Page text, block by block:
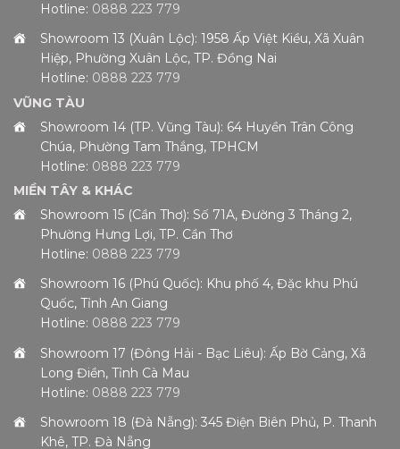
Hotline: 0888 223 779
Showroom 13 (Xuân Lộc): 1958 Ấp Việt Kiều, Xã Xuân
Hiệp, Phường Xuân Lộc, TP. Đồng Nai
Hotline: 0888 223 779
VŨNG TÀU
Showroom 14 (TP. Vũng Tàu): 64 Huyền Trân Công
Chúa, Phường Tam Thắng, TPHCM
Hotline: 0888 223 779
MIỀN TÂY & KHÁC
Showroom 15 (Cần Thơ): Số 71A, Đường 3 Tháng 2,
Phường Hưng Lợi, TP. Cần Thơ
Hotline: 0888 223 779
Showroom 16 (Phú Quốc): Khu phố 4, Đặc khu Phú
Quốc, Tỉnh An Giang
Hotline: 0888 223 779
Showroom 17 (Đông Hải - Bạc Liêu): Ấp Bờ Cảng, Xã
Long Điền, Tỉnh Cà Mau
Hotline: 0888 223 779
Showroom 18 (Đà Nẵng): 345 Điện Biên Phủ, P. Thanh
Khê, TP. Đà Nẵng